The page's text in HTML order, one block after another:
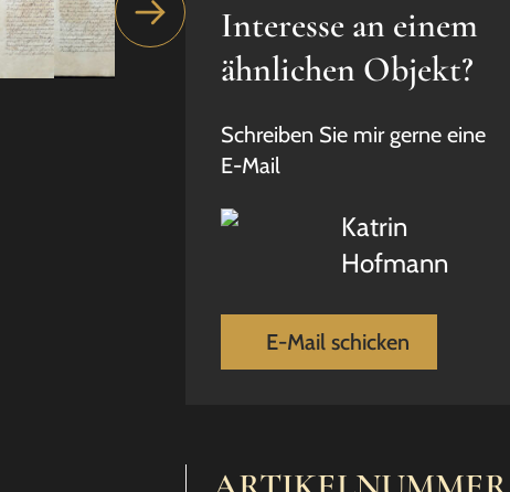
Interesse an einem
ähnlichen Objekt?
Schreiben Sie mir gerne eine
E-Mail
Katrin
Hofmann
E-Mail schicken